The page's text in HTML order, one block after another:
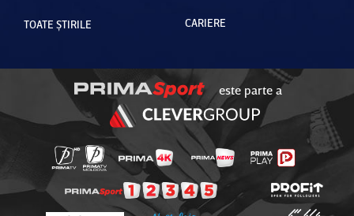
TOATE ȘTIRILE CARIERE
este parte a